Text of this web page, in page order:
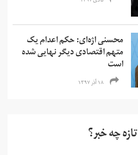
محسنی‌ اژه‌ای: حکم اعدام یک
متهم اقتصادی دیگر نهایی شده
است
۱۸ آذر ۱۳۹۷
تازه چه خبر؟